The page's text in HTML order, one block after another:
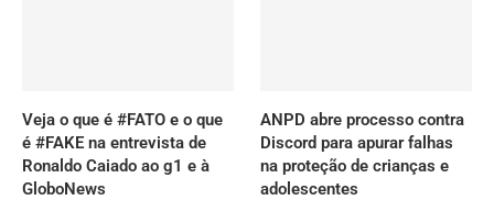
Veja o que é #FATO e o que
é #FAKE na entrevista de
Ronaldo Caiado ao g1 e à
GloboNews
ANPD abre processo contra
Discord para apurar falhas
na proteção de crianças e
adolescentes